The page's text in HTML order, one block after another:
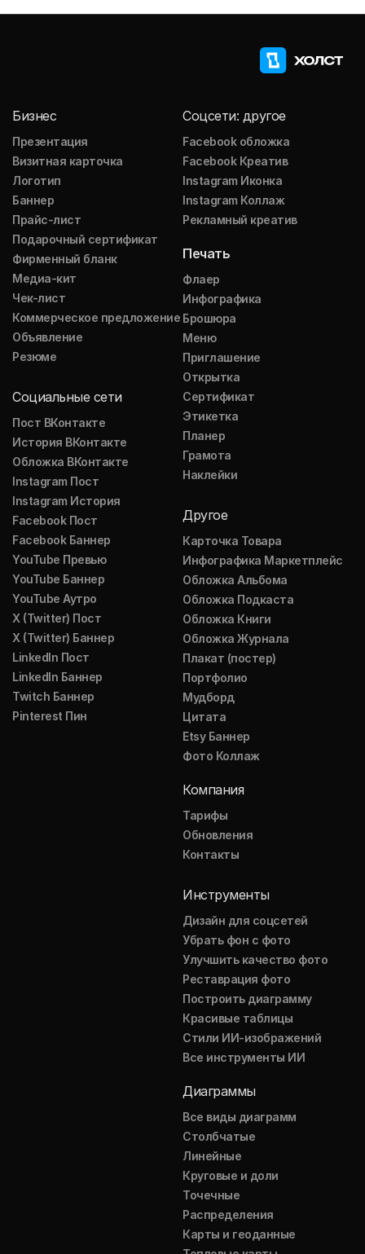
Бизнес
Презентация
Визитная карточка
Логотип
Баннер
Прайс-лист
Подарочный сертификат
Фирменный бланк
Медиа-кит
Чек-лист
Коммерческое предложение
Объявление
Резюме
Социальные сети
Пост ВКонтакте
История ВКонтакте
Обложка ВКонтакте
Instagram Пост
Instagram История
Facebook Пост
Facebook Баннер
YouTube Превью
YouTube Баннер
YouTube Аутро
X (Twitter) Пост
X (Twitter) Баннер
LinkedIn Пост
LinkedIn Баннер
Twitch Баннер
Pinterest Пин
Соцсети: другое
Facebook обложка
Facebook Креатив
Instagram Иконка
Instagram Коллаж
Рекламный креатив
Печать
Флаер
Инфографика
Брошюра
Меню
Приглашение
Открытка
Сертификат
Этикетка
Планер
Грамота
Наклейки
Другое
Карточка Товара
Инфографика Маркетплейс
Обложка Альбома
Обложка Подкаста
Обложка Книги
Обложка Журнала
Плакат (постер)
Портфолио
Мудборд
Цитата
Etsy Баннер
Фото Коллаж
Компания
Тарифы
Обновления
Контакты
Инструменты
Дизайн для соцсетей
Убрать фон с фото
Улучшить качество фото
Реставрация фото
Построить диаграмму
Красивые таблицы
Стили ИИ-изображений
Все инструменты ИИ
Диаграммы
Все виды диаграмм
Столбчатые
Линейные
Круговые и доли
Точечные
Распределения
Карты и геоданные